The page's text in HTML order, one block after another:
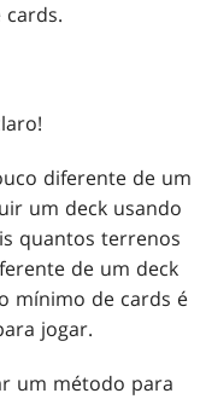
diferente de um
um deck usando
quantos terrenos
de um deck
mínimo de cards é
jogar.
um método para